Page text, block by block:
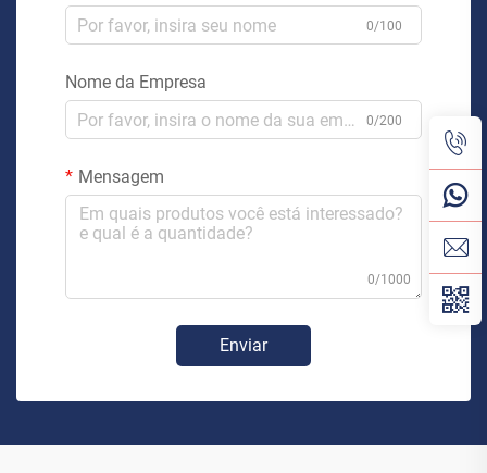
0/100
Nome da Empresa
0/200
Mensagem
0/1000
Enviar